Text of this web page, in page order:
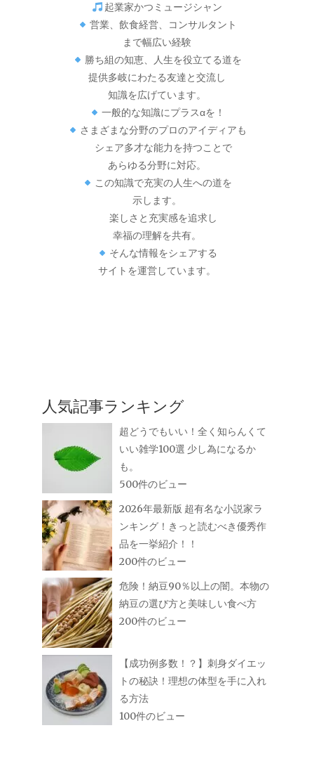
起業家かつミュージシャン
営業、飲食経営、コンサルタント
まで幅広い経験
勝ち組の知恵、人生を役立てる道を
提供多岐にわたる友達と交流し
知識を広げています。
一般的な知識にプラスαを！
さまざまな分野のプロのアイディアも
シェア多才な能力を持つことで
あらゆる分野に対応。
この知識で充実の人生への道を
示します。
楽しさと充実感を追求し
幸福の理解を共有。
そんな情報をシェアする
サイトを運営しています。
人気記事ランキング
超どうでもいい！全く知らんくて
いい雑学100選 少し為になるか
も。
500件のビュー
2026年最新版 超有名な小説家ラ
ンキング！きっと読むべき優秀作
品を一挙紹介！！
200件のビュー
危険！納豆90％以上の闇。本物の
納豆の選び方と美味しい食べ方
200件のビュー
【成功例多数！？】刺身ダイエッ
トの秘訣！理想の体型を手に入れ
る方法
100件のビュー